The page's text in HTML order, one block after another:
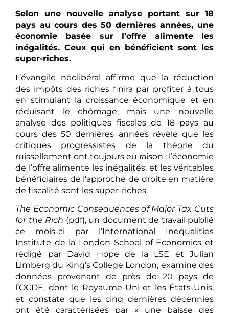
Selon une nouvelle analyse portant sur 18
pays au cours des 50 dernières années, une
économie basée sur l’offre alimente les
inégalités. Ceux qui en bénéficient sont les
super-riches.
L’évangile néolibéral affirme que la réduction
des impôts des riches finira par profiter à tous
en stimulant la croissance économique et en
réduisant le chômage, mais une nouvelle
analyse des politiques fiscales de 18 pays au
cours des 50 dernières années révèle que les
critiques progressistes de la théorie du
ruissellement ont toujours eu raison : l’économie
de l’offre alimente les inégalités, et les véritables
bénéficiaires de l’approche de droite en matière
de fiscalité sont les super-riches.
The Economic Consequences of Major Tax Cuts
for the Rich (pdf), un document de travail publié
ce mois-ci par l’International Inequalities
Institute de la London School of Economics et
rédigé par David Hope de la LSE et Julian
Limberg du King’s College London, examine des
données provenant de près de 20 pays de
l’OCDE, dont le Royaume-Uni et les États-Unis,
et constate que les cinq dernières décennies
ont été caractérisées par « une baisse des